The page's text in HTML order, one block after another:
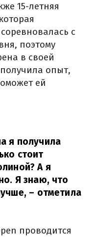
15-летняя
с
поэтому
в своей
опыт,
ей
я получила
стоит
А я
Я знаю, что
– отметила
проводится